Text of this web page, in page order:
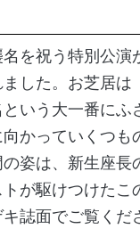
を祝う特別公演
した。お芝居は
という大一番にふ
かっていくつも
姿は、新生座長
が駆けつけたこ
誌面でご覧くだ